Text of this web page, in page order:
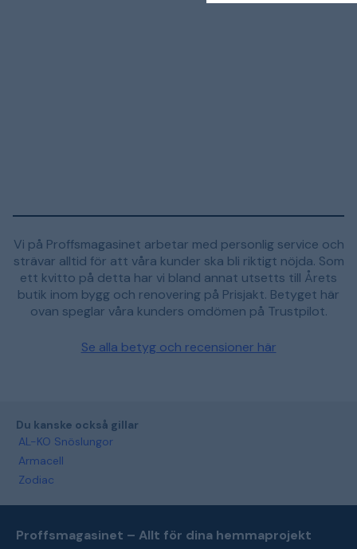
Vi på Proffsmagasinet arbetar med personlig service och
strävar alltid för att våra kunder ska bli riktigt nöjda. Som
ett kvitto på detta har vi bland annat utsetts till Årets
butik inom bygg och renovering på Prisjakt. Betyget här
ovan speglar våra kunders omdömen på Trustpilot.
Se alla betyg och recensioner här
Du kanske också gillar
AL-KO Snöslungor
Armacell
Zodiac
Proffsmagasinet – Allt för dina hemmaprojekt